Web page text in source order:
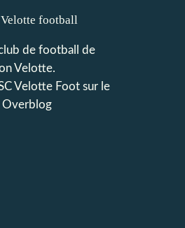
de football de
Velotte.
Velotte Foot sur le